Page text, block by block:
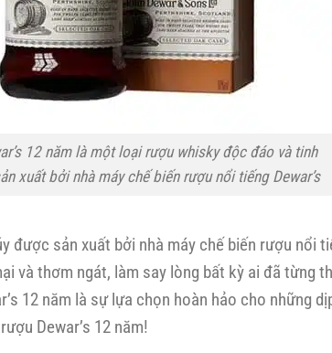
12 năm là một loại rượu whisky độc đáo và tinh
xuất bởi nhà máy chế biến rượu nổi tiếng Dewar’s
được sản xuất bởi nhà máy chế biến rượu nổi
và thơm ngát, làm say lòng bất kỳ ai đã
12 năm là sự lựa chọn hoàn hảo cho những
Dewar’s 12 năm!